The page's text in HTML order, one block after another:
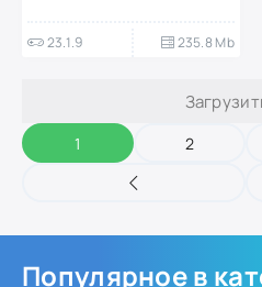
23.1.9 235.8 Mb
1 2
Популярное в